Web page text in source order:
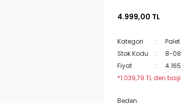
4.999,00 TL
Kategori
Palet
Stok Kodu
8-
Fiyat
*1.039,79 TL den
Beden